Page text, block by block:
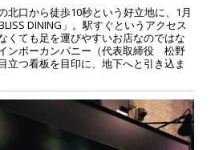
北口から徒歩10秒という好立地に、1月
DINING」。駅すぐというアクセス
くても足を運びやすいお店なのではな
ンボーカンパニー（代表取締役 松野
立つ看板を目印に、地下へと引き込ま